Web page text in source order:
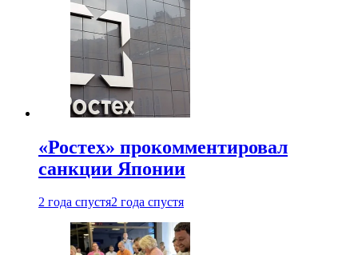
«Ростех» прокомментировал
санкции Японии
2 года спустя2 года спустя